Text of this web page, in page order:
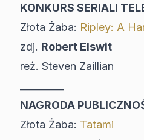
KONKURS SERIALI
Złota Żaba: Ripley: A
zdj. Robert Elswit
reż. Steven Zaillian
NAGRODA
Złota Żaba: Tatami